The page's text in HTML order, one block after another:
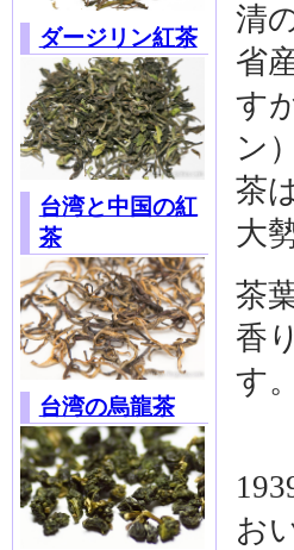
ダージリン紅茶
台湾と中国の紅
茶
台湾の烏龍茶
清
省
す
ン
茶
大
茶
香
す。
お